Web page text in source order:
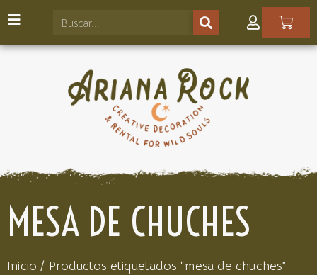
MESA DE CHUCHES
Inicio / Productos etiquetados “mesa de chuches”